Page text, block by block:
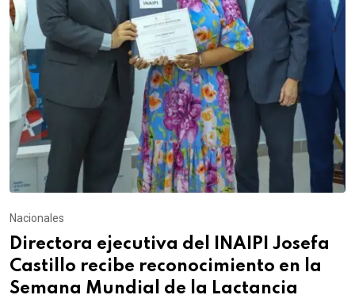
Nacionales
Directora ejecutiva del INAIPI Josefa
Castillo recibe reconocimiento en la
Semana Mundial de la Lactancia